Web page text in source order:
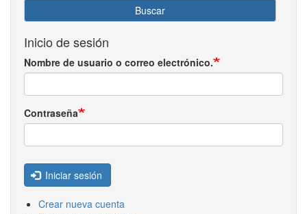
Buscar
Inicio de sesión
Nombre de usuario o correo electrónico.
Contraseña
Iniciar sesión
Crear nueva cuenta